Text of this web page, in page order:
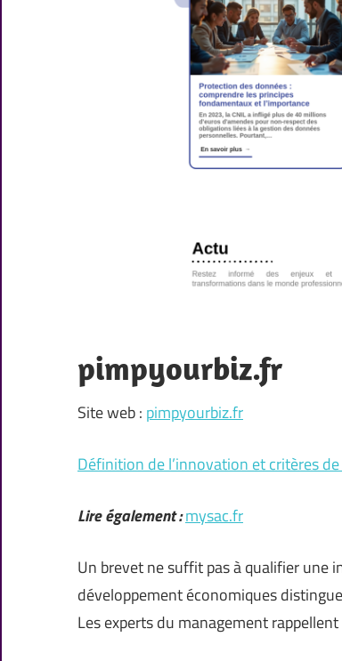
pimpyourbiz.fr
Site web : pimpyourbiz.fr
Définition de l’innovation et critères
Lire également :mysac.fr
Un brevet ne suffit pas à qualifier une
développement économiques
Les experts du management